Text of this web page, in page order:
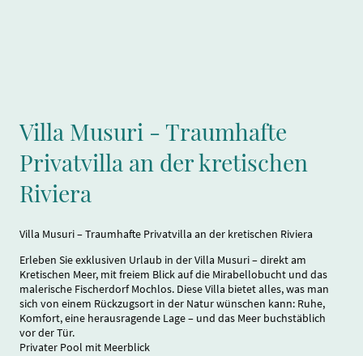
Villa Musuri - Traumhafte
Privatvilla an der kretischen
Riviera
Villa Musuri – Traumhafte Privatvilla an der kretischen Riviera
Erleben Sie exklusiven Urlaub in der Villa Musuri – direkt am
Kretischen Meer, mit freiem Blick auf die Mirabellobucht und das
malerische Fischerdorf Mochlos. Diese Villa bietet alles, was man
sich von einem Rückzugsort in der Natur wünschen kann: Ruhe,
Komfort, eine herausragende Lage – und das Meer buchstäblich
vor der Tür.
Privater Pool mit Meerblick